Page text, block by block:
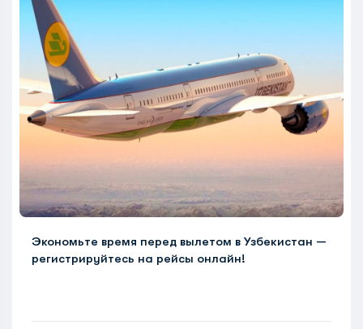
Экономьте время перед вылетом в Узбекистан —
регистрируйтесь на рейсы онлайн!